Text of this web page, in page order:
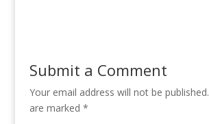
Submit a Comment
Your email address will not be published.
are marked *